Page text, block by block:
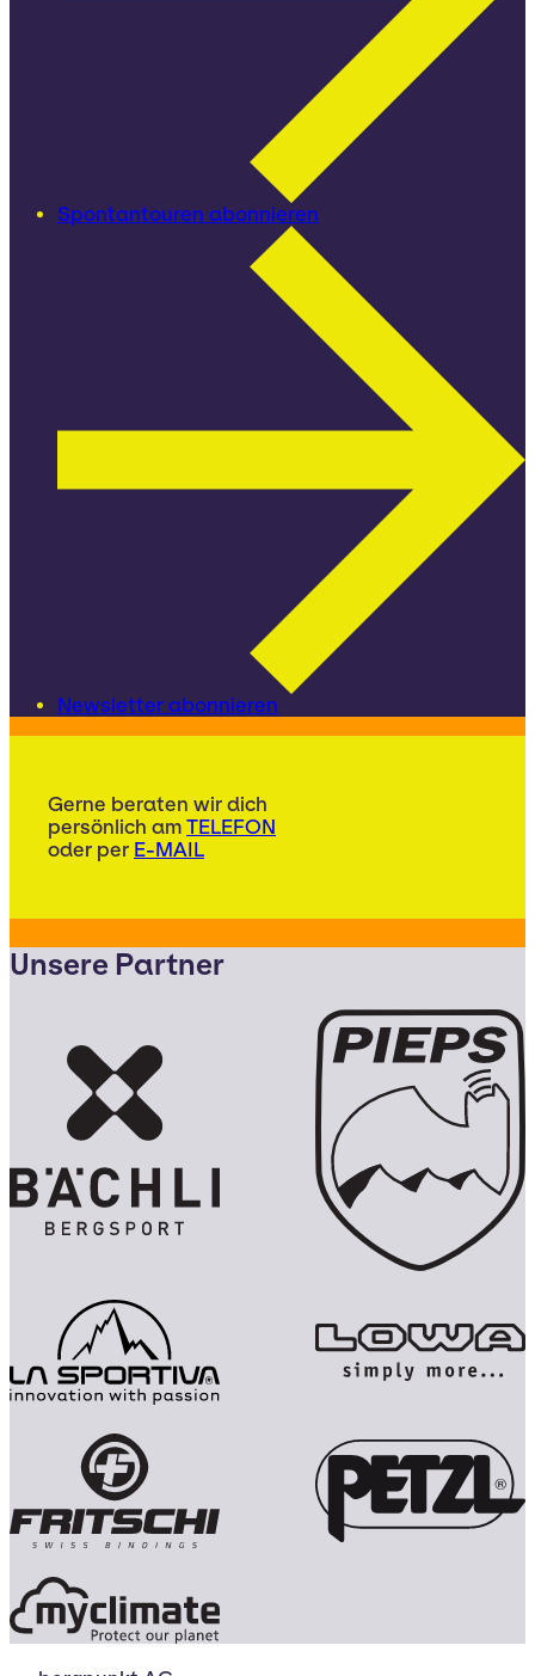
Spontantouren abonnieren
Newsletter abonnieren
Gerne beraten wir dich
persönlich am TELEFON
oder per E-MAIL
Unsere Partner